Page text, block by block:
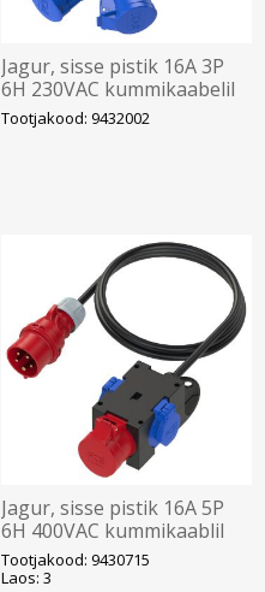
Jagur, sisse pistik 16A 3P
6H 230VAC kummikaabelil
1.5m, välja 3xpesa 16A 3P
6H 230VAC IP44, CEE, PC
Tootjakood: 9432002
Jagur, sisse pistik 16A 5P
6H 400VAC kummikaablil
5g2.5 1.5m, välja 1xpesa
16A 5P 6H 400VAC ja 2xpes
Tootjakood: 9430715
Laos: 3